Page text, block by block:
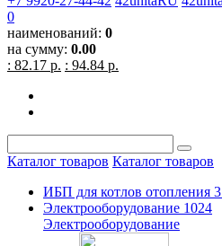
0
наименований: 0
на сумму: 0.00
: 82.17 р. : 94.84 р.
Каталог товаров Каталог товаров
ИБП для котлов отопления
Электрооборудование 1024
Электрооборудование